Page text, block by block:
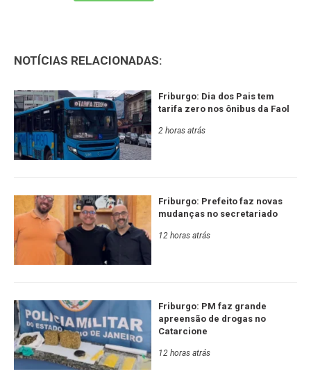
NOTÍCIAS RELACIONADAS:
Friburgo: Dia dos Pais tem
tarifa zero nos ônibus da Faol
2 horas atrás
Friburgo: Prefeito faz novas
mudanças no secretariado
12 horas atrás
Friburgo: PM faz grande
apreensão de drogas no
Catarcione
12 horas atrás